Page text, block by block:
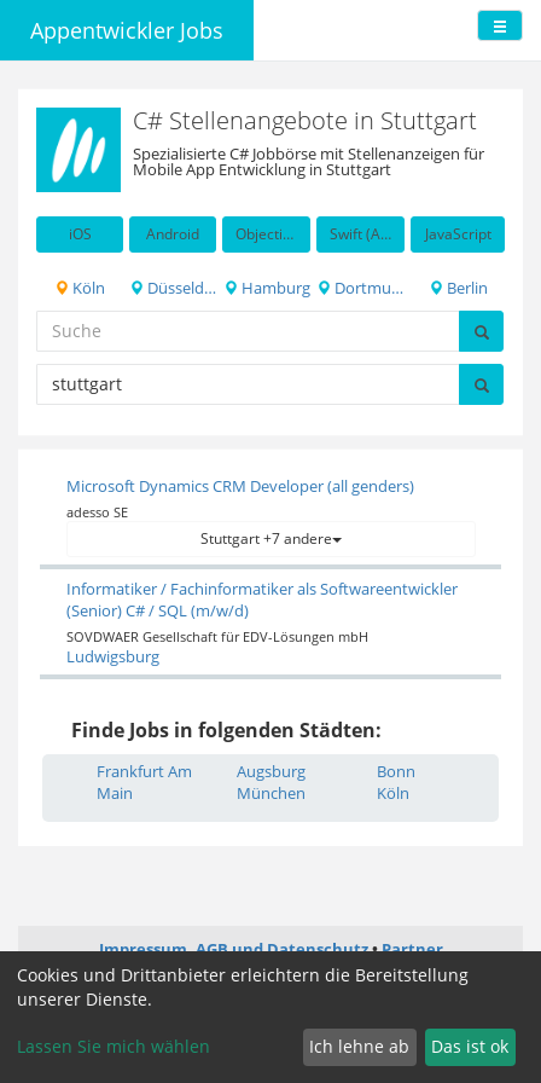
Appentwickler Jobs
C# Stellenangebote in Stuttgart
Spezialisierte C# Jobbörse mit Stellenanzeigen für
Mobile App Entwicklung in Stuttgart
iOS Android Objective-C Swift (Apple programming language) JavaScript
Köln Düsseldorf Hamburg Dortmund Berlin
Microsoft Dynamics CRM Developer (all genders)
adesso SE
Stuttgart +7 andere
Informatiker / Fachinformatiker als Softwareentwickler
(Senior) C# / SQL (m/w/d)
SOVDWAER Gesellschaft für EDV-Lösungen mbH
Ludwigsburg
Finde Jobs in folgenden Städten:
Frankfurt Am
Main
Augsburg
München
Bonn
Köln
Impressum, AGB und Datenschutz Partner
Cookies und Drittanbieter erleichtern die Bereitstellung
unserer Dienste.
Lassen Sie mich wählen Ich lehne ab Das ist ok